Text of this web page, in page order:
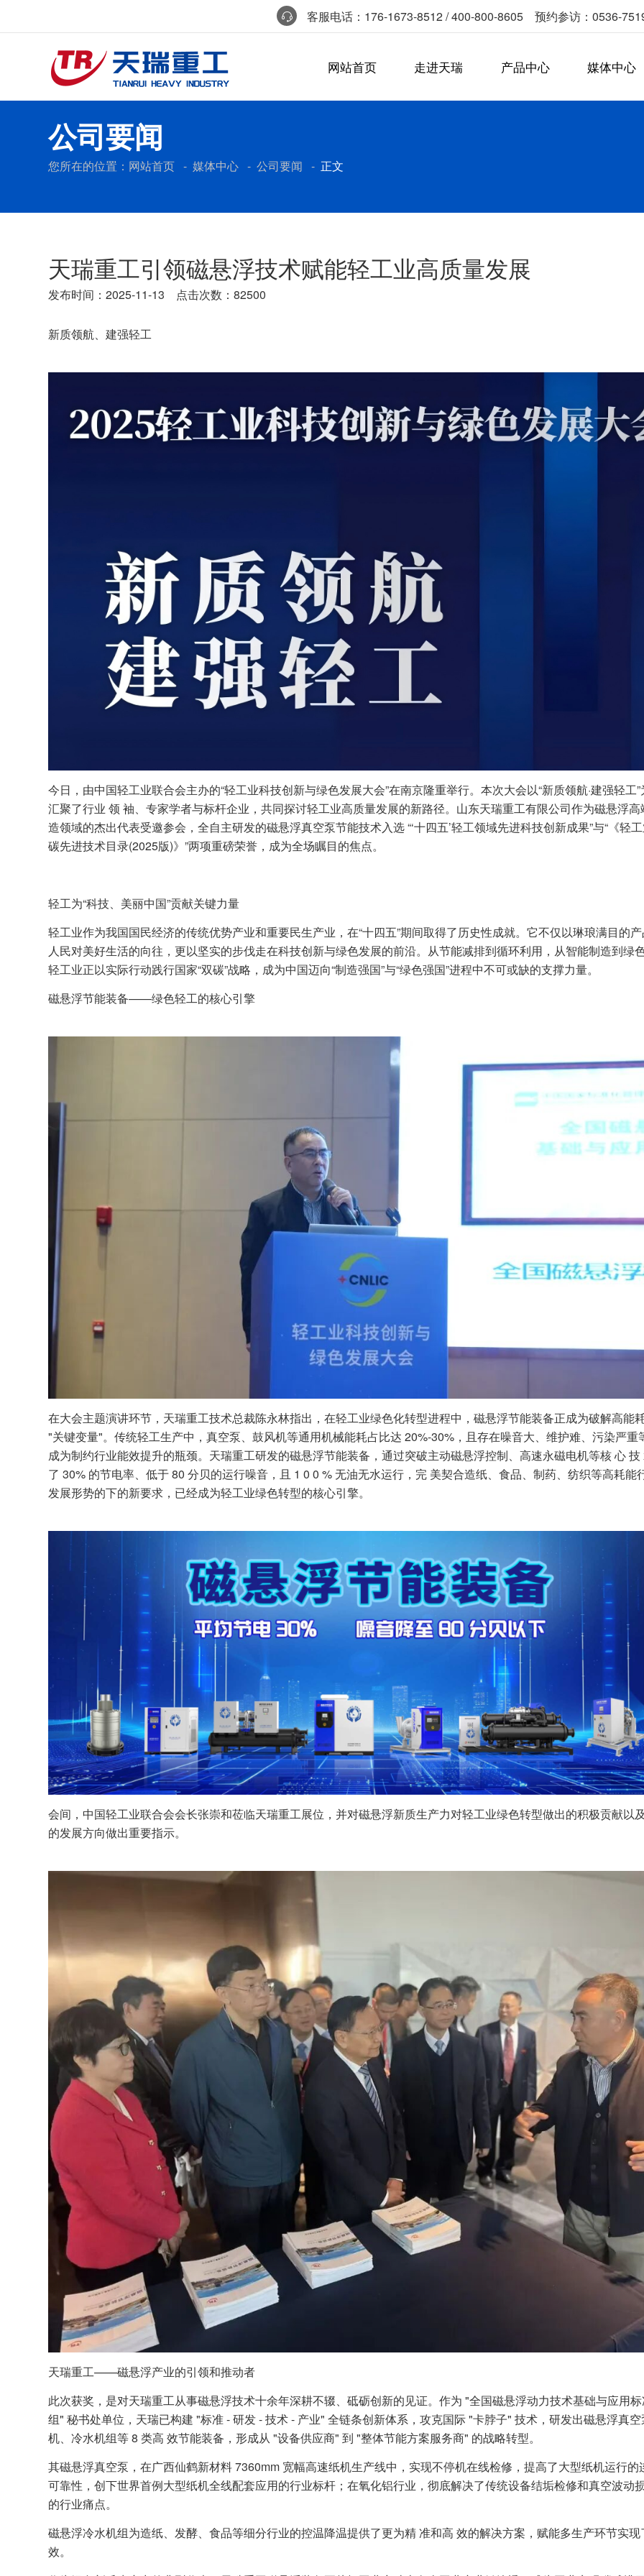
客服电话：176-1673-8512 / 400-800-8605 预约参访：0536-
网站首页 走进天瑞 产品中心 媒体中心
公司要闻
您所在的位置： 网站首页 -媒体中心 -公司要闻 - 正文
天瑞重工引领磁悬浮技术赋能轻工业高质量发展
发布时间：2025-11-13 点击次数：82500
新质领航、建强轻工
今日，由中国轻工业联合会主办的“轻工业科技创新与绿色发展大会”在南京隆重举行。本次大会以“新质领航·建强轻工
汇聚了行业 领 袖、专家学者与标杆企业，共同探讨轻工业高质量发展的新路径。山东天瑞重工有限公司作为磁悬浮
造领域的杰出代表受邀参会，全自主研发的磁悬浮真空泵节能技术入选 “‘十四五’轻工领域先进科技创新成果”与“《轻
碳先进技术目录(2025版)》”两项重磅荣誉，成为全场瞩目的焦点。
轻工为“科技、美丽中国”贡献关键力量
轻工业作为我国国民经济的传统优势产业和重要民生产业，在“十四五”期间取得了历史性成就。它不仅以琳琅满目的
人民对美好生活的向往，更以坚实的步伐走在科技创新与绿色发展的前沿。从节能减排到循环利用，从智能制造到绿
轻工业正以实际行动践行国家“双碳”战略，成为中国迈向“制造强国”与“绿色强国”进程中不可或缺的支撑力量。
磁悬浮节能装备——绿色轻工的核心引擎
在大会主题演讲环节，天瑞重工技术总裁陈永林指出，在轻工业绿色化转型进程中，磁悬浮节能装备正成为破解高能
"关键变量"。传统轻工生产中，真空泵、鼓风机等通用机械能耗占比达 20%-30%，且存在噪音大、维护难、污染严重
成为制约行业能效提升的瓶颈。天瑞重工研发的磁悬浮节能装备，通过突破主动磁悬浮控制、高速永磁电机等核 心
了 30% 的节电率、低于 80 分贝的运行噪音，且 1 0 0 % 无油无水运行，完 美契合造纸、食品、制药、纺织等高耗能
发展形势的下的新要求，已经成为轻工业绿色转型的核心引擎。
会间，中国轻工业联合会会长张崇和莅临天瑞重工展位，并对磁悬浮新质生产力对轻工业绿色转型做出的积极贡献以
的发展方向做出重要指示。
天瑞重工——磁悬浮产业的引领和推动者
此次获奖，是对天瑞重工从事磁悬浮技术十余年深耕不辍、砥砺创新的见证。作为 "全国磁悬浮动力技术基础与应用
组" 秘书处单位，天瑞已构建 "标准 - 研发 - 技术 - 产业" 全链条创新体系，攻克国际 "卡脖子" 技术，研发出磁悬浮真
机、冷水机组等 8 类高 效节能装备，形成从 "设备供应商" 到 "整体节能方案服务商" 的战略转型。
其磁悬浮真空泵，在广西仙鹤新材料 7360mm 宽幅高速纸机生产线中，实现不停机在线检修，提高了大型纸机运行的
可靠性，创下世界首例大型纸机全线配套应用的行业标杆；在氧化铝行业，彻底解决了传统设备结垢检修和真空波动
的行业痛点。
磁悬浮冷水机组为造纸、发酵、食品等细分行业的控温降温提供了更为精 准和高 效的解决方案，赋能多生产环节实
效。